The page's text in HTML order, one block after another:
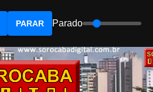
PARAR Parado